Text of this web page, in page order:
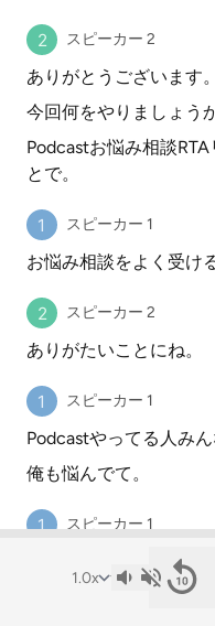
スピーカー 2
ありがとうございます。
今回何をやりましょう
Podcastお悩み相談
とで。
スピーカー 1
お悩み相談をよく受け
スピーカー 2
ありがたいことにね。
スピーカー 1
Podcastやってる人み
俺も悩んでて。
スピーカー 1
悩んでるじゃないです